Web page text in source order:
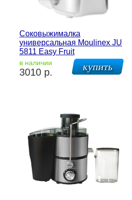
Соковыжималка
универсальная Moulinex JU
5811 Easy Fruit
в наличии
3010 р.